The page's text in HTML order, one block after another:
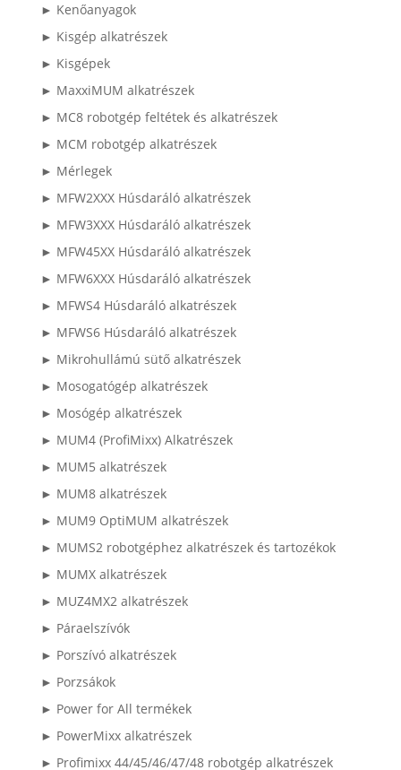
► Kenőanyagok
► Kisgép alkatrészek
► Kisgépek
► MaxxiMUM alkatrészek
► MC8 robotgép feltétek és alkatrészek
► MCM robotgép alkatrészek
► Mérlegek
► MFW2XXX Húsdaráló alkatrészek
► MFW3XXX Húsdaráló alkatrészek
► MFW45XX Húsdaráló alkatrészek
► MFW6XXX Húsdaráló alkatrészek
► MFWS4 Húsdaráló alkatrészek
► MFWS6 Húsdaráló alkatrészek
► Mikrohullámú sütő alkatrészek
► Mosogatógép alkatrészek
► Mosógép alkatrészek
► MUM4 (ProfiMixx) Alkatrészek
► MUM5 alkatrészek
► MUM8 alkatrészek
► MUM9 OptiMUM alkatrészek
► MUMS2 robotgéphez alkatrészek és tartozékok
► MUMX alkatrészek
► MUZ4MX2 alkatrészek
► Páraelszívók
► Porszívó alkatrészek
► Porzsákok
► Power for All termékek
► PowerMixx alkatrészek
► Profimixx 44/45/46/47/48 robotgép alkatrészek